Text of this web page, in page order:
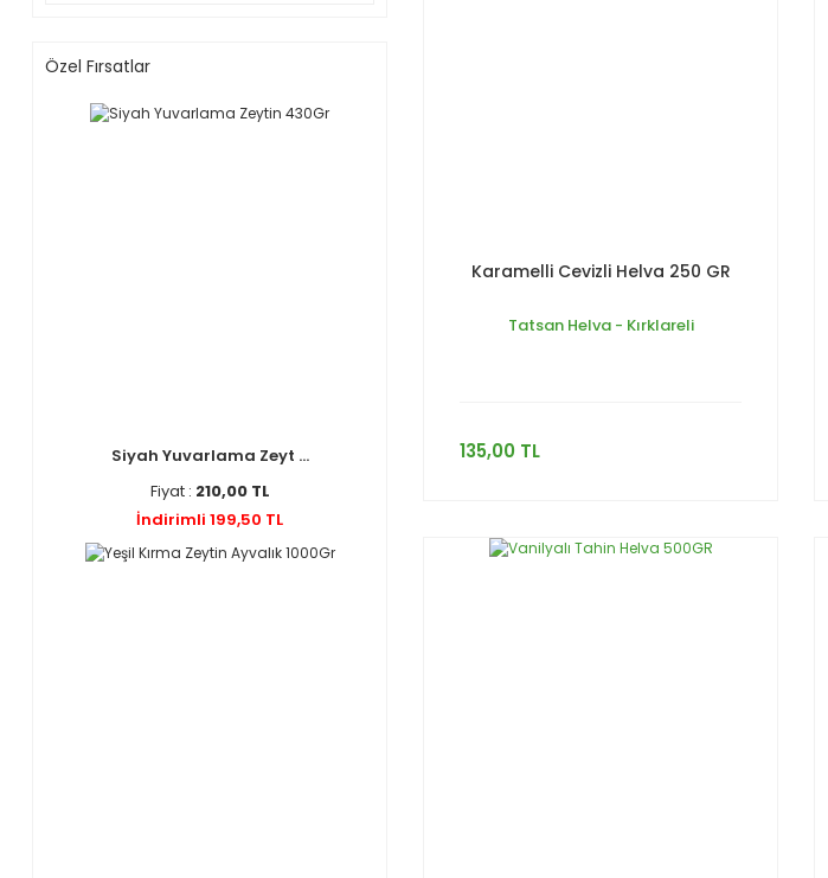
Özel Fırsatlar
Siyah Yuvarlama Zeyt ...
Fiyat : 210,00 TL
İndirimli 199,50 TL
Karamelli Cevizli Helva 250 GR
Tatsan Helva - Kırklareli
135,00 TL